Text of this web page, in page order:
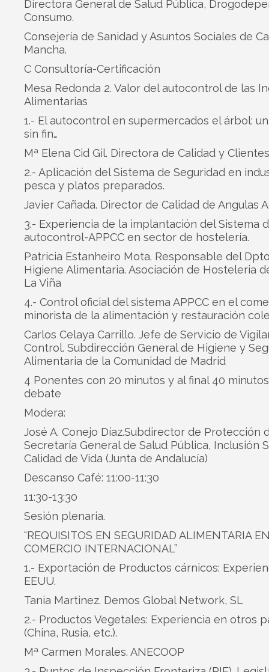
Directora General de Salud Pública,
Consumo.
Consejería de Sanidad y Asuntos Sociales de
Mancha.
C Consultoría-Certificación
Mesa Redonda 2. Valor del autocontrol de las
Alimentarias
1.- El autocontrol en supermercados el árbol:
sin fin…
Mª Elena Cid Gil. Directora de Calidad y Clientes
2.- Aplicación del Sistema de Seguridad en
pesca y platos preparados.
Javier Cañada. Director de Calidad de Angulas
3.- Experiencia de la implantación del Sistema
autocontrol-APPCC en sector de hostelería.
Patricia Estanheiro Mota. Responsable del
Higiene Alimentaria. Asociación de Hosteleria
La Viña
4.- Control oficial del sistema APPCC en el
minorista de la alimentación y restauración
Carlos Celaya Carrillo. Jefe de Servicio de
Control. Subdirección General de Higiene y
Alimentaria de la Comunidad de Madrid
4 Ponentes con 20 minutos y al final 40
debate
Modera:
José A. Conejo Díaz.Subdirector de Protección
Secretaría General de Salud Pública, Inclusión
Calidad de Vida (Junta de Andalucía)
Descanso Café: 11:00-11:30
11:30-13:30
Sesión plenaria.
“REQUISITOS EN SEGURIDAD ALIMENTARIA
COMERCIO INTERNACIONAL”
1.- Exportación de Productos cárnicos:
EEUU.
Tania Martinez. Demos Global Network, SL
2.- Productos Vegetales: Experiencia en otros
(China, Rusia, etc.).
Mª Carmen Morales. ANECOOP